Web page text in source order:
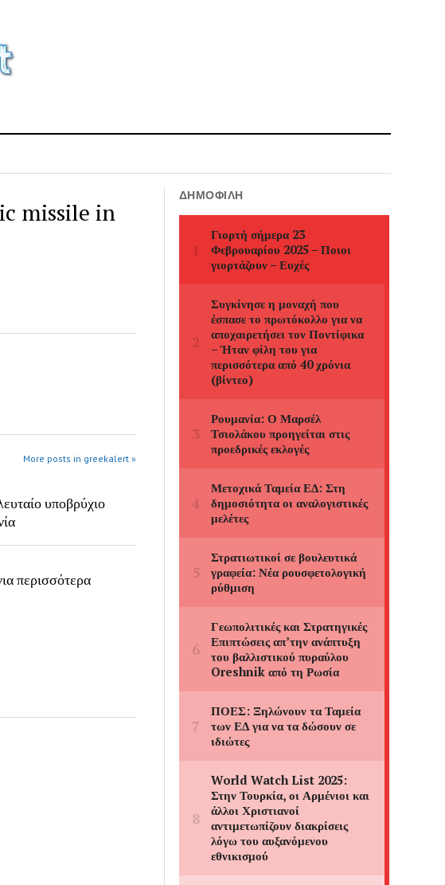
missile in
More posts in greekalert »
υποβρύχιο
περισσότερα
ΔΗΜΟΦΙΛΉ